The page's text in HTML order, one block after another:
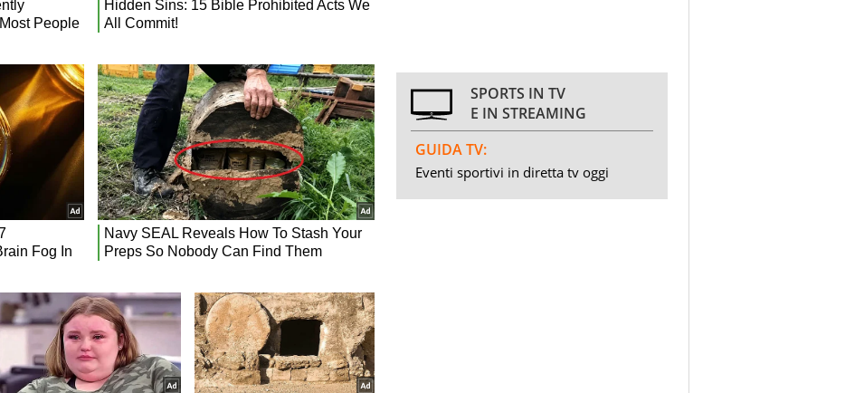
SPORTS IN TV
E IN STREAMING
GUIDA TV:
Eventi sportivi in diretta tv oggi